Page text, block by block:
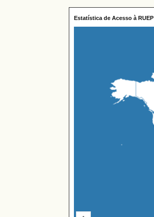
Estatística de Acesso à RUEP